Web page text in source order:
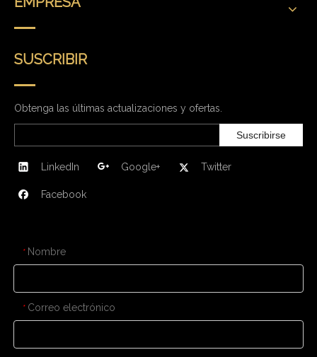
SUSCRIBIR
Obtenga las últimas actualizaciones y ofertas.
Suscribirse
LinkedIn Google+ Twitter
Facebook
* Nombre
* Correo electrónico